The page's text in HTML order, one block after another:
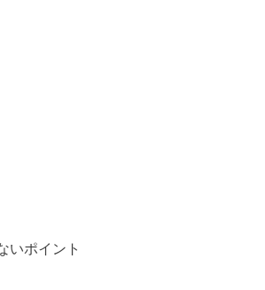
いポイント